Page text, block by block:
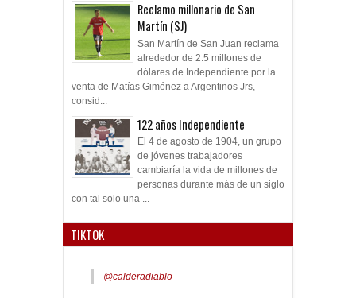
Reclamo millonario de San
Martín (SJ)
San Martín de San Juan reclama
alrededor de 2.5 millones de
dólares de Independiente por la
venta de Matías Giménez a Argentinos Jrs,
consid...
122 años Independiente
El 4 de agosto de 1904, un grupo
de jóvenes trabajadores
cambiaría la vida de millones de
personas durante más de un siglo
con tal solo una ...
TIKTOK
@calderadiablo